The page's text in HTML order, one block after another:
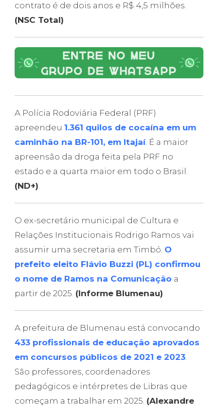
contrato é de dois anos e R$ 4,5 milhões.
(NSC Total)
A Polícia Rodoviária Federal (PRF)
apreendeu 1.361 quilos de cocaína em um
caminhão na BR-101, em Itajaí. É a maior
apreensão da droga feita pela PRF no
estado e a quarta maior em todo o Brasil.
(ND+).
O ex-secretário municipal de Cultura e
Relações Institucionais Rodrigo Ramos vai
assumir uma secretaria em Timbó. O
prefeito eleito Flávio Buzzi (PL) confirmou
o nome de Ramos na Comunicação a
partir de 2025. (Informe Blumenau)
A prefeitura de Blumenau está convocando
433 profissionais de educação aprovados
em concursos públicos de 2021 e 2023.
São professores, coordenadores
pedagógicos e intérpretes de Libras que
começam a trabalhar em 2025. (Alexandre